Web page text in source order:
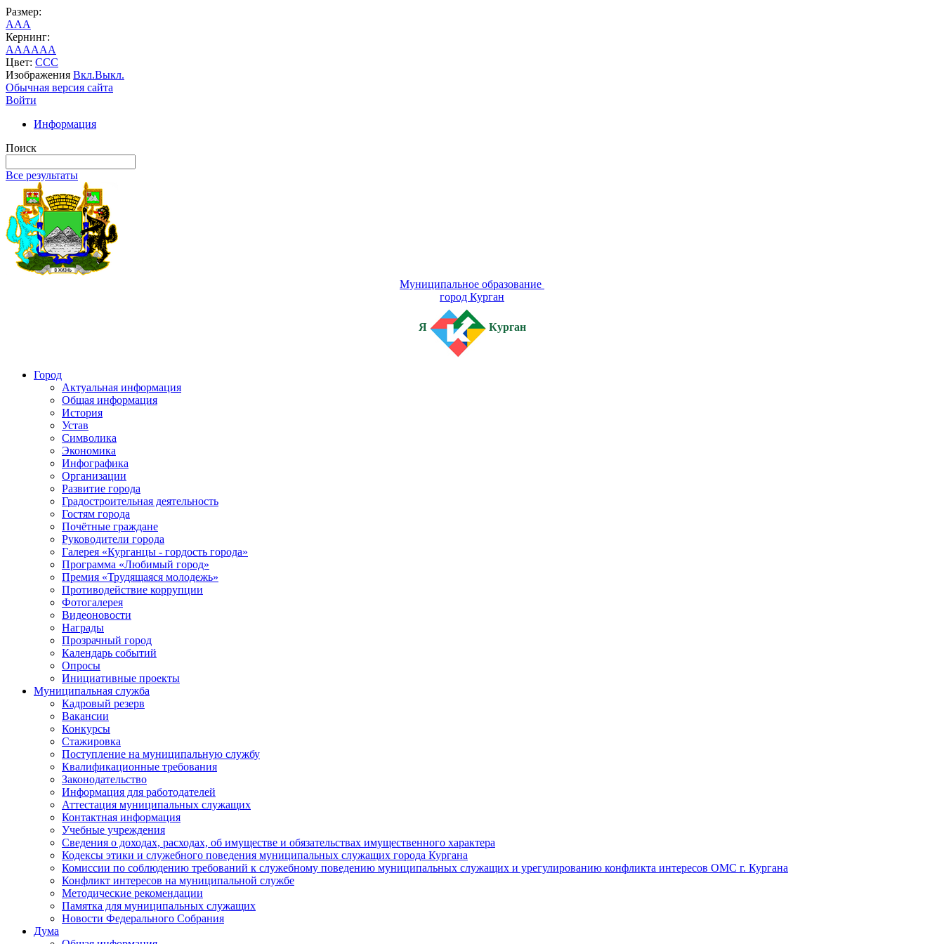
Размер:
AAA
Кернинг:
AAAAAA
Цвет: CCC
Изображения Вкл.Выкл.
Обычная версия сайта
Войти
Информация
Поиск
Все результаты
Муниципальное образование
город Курган
Я Курган
Город
Актуальная информация
Общая информация
История
Устав
Символика
Экономика
Инфографика
Организации
Развитие города
Градостроительная деятельность
Гостям города
Почётные граждане
Руководители города
Галерея «Курганцы - гордость города»
Программа «Любимый город»
Премия «Трудящаяся молодежь»
Противодействие коррупции
Фотогалерея
Видеоновости
Награды
Прозрачный город
Календарь событий
Опросы
Инициативные проекты
Муниципальная служба
Кадровый резерв
Вакансии
Конкурсы
Стажировка
Поступление на муниципальную службу
Квалификационные требования
Законодательство
Информация для работодателей
Аттестация муниципальных служащих
Контактная информация
Учебные учреждения
Сведения о доходах, расходах, об имуществе и обязательствах имущественного характера
Кодексы этики и служебного поведения муниципальных служащих города Кургана
Комиссии по соблюдению требований к служебному поведению муниципальных служащих и урегулированию конфликта интересов ОМС г. Кургана
Конфликт интересов на муниципальной службе
Методические рекомендации
Памятка для муниципальных служащих
Новости Федерального Cобрания
Дума